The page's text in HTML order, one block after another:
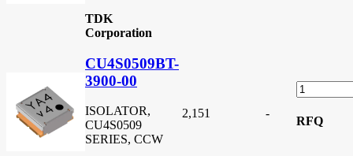
TDK
Corporation
CU4S0509BT-
3900-00
ISOLATOR,
CU4S0509
SERIES, CCW
2,151 -
RFQ